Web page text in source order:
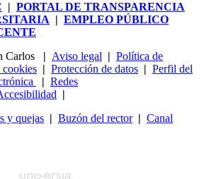
| PORTAL DE TRANSPARENCIA
| EMPLEO PÚBLICO
Carlos
| Aviso legal | Política de
cookies | Protección de datos | Perfil del
| Redes
|
y quejas | Buzón del rector| Canal